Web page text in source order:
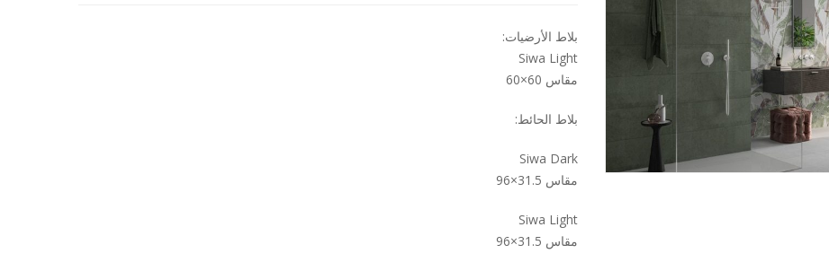
بلاط الأرضيات:
Siwa Light
مقاس 60×60
بلاط الحائط:
Siwa Dark
مقاس 31.5×96
Siwa Light
مقاس 31.5×96